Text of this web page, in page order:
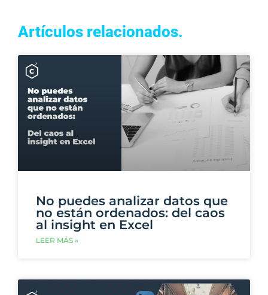
Artículos relacionados.
No puedes analizar datos que
no están ordenados: del caos
al insight en Excel
LEER MÁS »